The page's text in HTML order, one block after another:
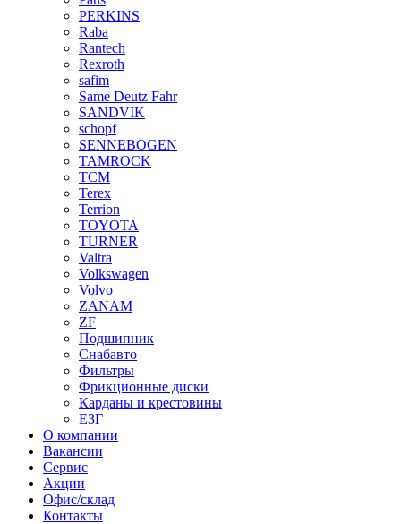
PERKINS
Raba
Rantech
Rexroth
safim
Same Deutz Fahr
SANDVIK
schopf
SENNEBOGEN
TAMROCK
TCM
Terex
Terrion
TOYOTA
TURNER
Valtra
Volkswagen
Volvo
ZANAM
ZF
Подшипник
Снабавто
Фильтры
Фрикционные диски
Карданы и крестовины
ЕЗГ
О компании
Вакансии
Сервис
Акции
Офис/склад
Контакты